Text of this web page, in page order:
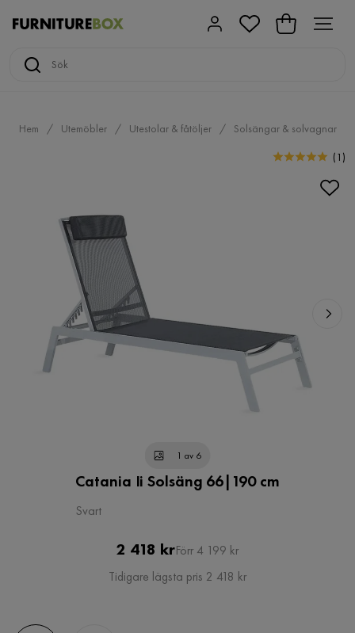
Hem Utemöbler Utestolar & fåtöljer
Solsängar & solvagnar
(1 )
1 av 6
Catania Ii Solsäng 66|190 cm
Svart
Pris
2 418 krOriginal
Pris
Förr 4 199 kr
Tidigare lägsta pris 2 418 kr